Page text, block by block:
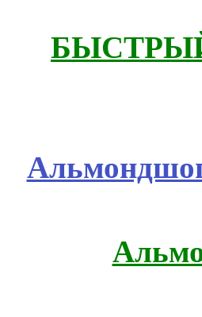
БЫСТРЫЙ